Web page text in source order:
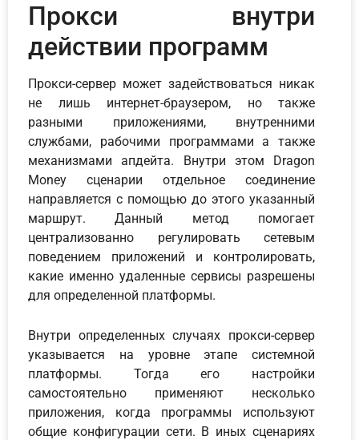
Прокси внутри
действии программ
Прокси-сервер может задействоваться никак
не лишь интернет-браузером, но также
разными приложениями, внутренними
службами, рабочими программами а также
механизмами апдейта. Внутри этом Dragon
Money сценарии отдельное соединение
направляется с помощью до этого указанный
маршрут. Данный метод помогает
централизованно регулировать сетевым
поведением приложений и контролировать,
какие именно удаленные сервисы разрешены
для определенной платформы.
Внутри определенных случаях прокси-сервер
указывается на уровне этапе системной
платформы. Тогда его настройки
самостоятельно применяют несколько
приложения, когда программы используют
общие конфигурации сети. В иных сценариях